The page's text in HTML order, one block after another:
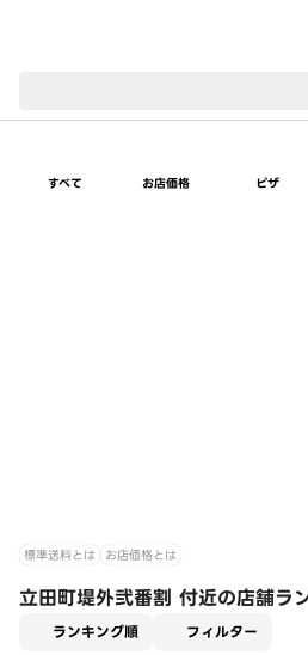
すべて お店価格 ピザ
標準送料とは お店価格とは
立田町堤外弐番割 付近の店舗ラ
ランキング順 フィルター